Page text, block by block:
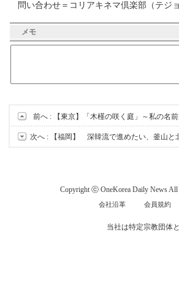
問い合わせ＝コリアキネマ倶楽部（テ
メモ
前へ : 【東京】「木槿の咲く庭」～私の名
次へ : 【福岡】 深韓流で進めたい、釜山と
Copyright ⓒ OneKorea Daily News All
会社沿革 会員規約
当社は特定宗教団体